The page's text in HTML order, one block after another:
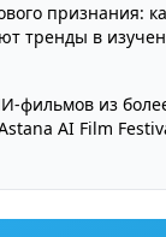
признания:
тренды в
фильмов из
AI Film